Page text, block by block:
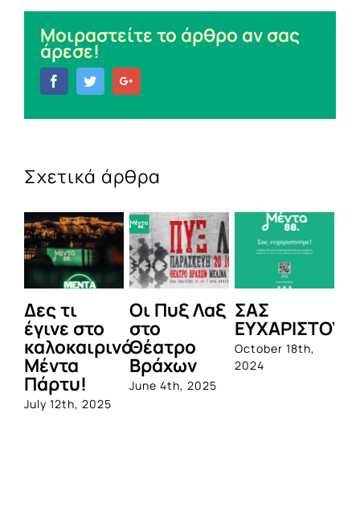
Μοιραστείτε το άρθρο αν σας
άρεσε!
FacebookTwitter
Σχετικά άρθρα
Δες τι
έγινε στο
καλοκαιρινό
Μέντα
Πάρτυ!
July 12th, 2025
Οι Πυξ Λαξ
στο
Θέατρο
Βράχων
June 4th, 2025
ΣΑΣ
October 18th,
2024